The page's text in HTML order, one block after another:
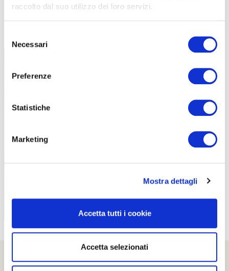
raccolto dal suo utilizzo dei loro servizi.
delNecessari
Preferenze
Statistiche
Marketing
Mostra dettagli
Accetta tutti i cookie
Accetta selezionati